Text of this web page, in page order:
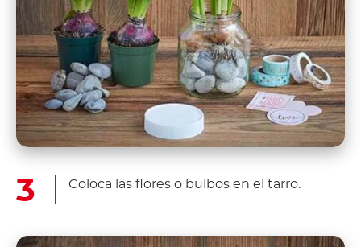
Coloca las flores o bulbos en el tarro.